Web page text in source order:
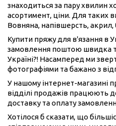
знаходиться за пару хвилин
асортимент, ціни. Для таких
Вовняна, напівшерсть, акрил,
Купити пряжу для в'язання в
замовлення поштою швидка
Україні?! Насамперед ми
фотографіями та бажано з
У нашому інтернет-магазині
відділі продажів працюють
доставку та оплату
Хотілося б сказати, що